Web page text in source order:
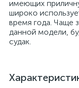
имеющих
широко
время года. Чаще
данной модели,
судак.